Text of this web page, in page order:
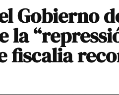
Gobierno
la
fiscalia